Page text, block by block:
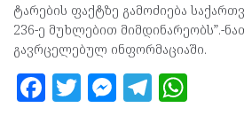
ტარების ფაქტზე გამოძიება
236-ე მუხლებით მიმდინარეობს”.-
გავრცელებულ ინფორმაციაში.
F T M T